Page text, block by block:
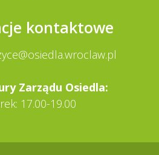
kontaktowe
Zarządu Osiedla:
17.00-19.00